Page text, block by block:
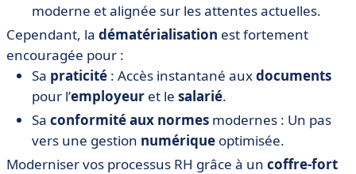
moderne et alignée sur les attentes actuelles.
Cependant, la dématérialisation est fortement
encouragée pour :
Sa praticité : Accès instantané auxdocuments
pour l’employeur et le salarié.
Sa conformité aux normes modernes : Un pas
vers une gestion numérique optimisée.
Moderniser vos processus RH grâce à un coffre-fort